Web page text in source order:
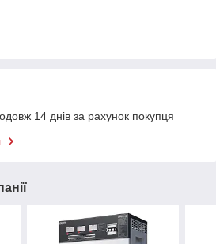
14 днів за рахунок покупця